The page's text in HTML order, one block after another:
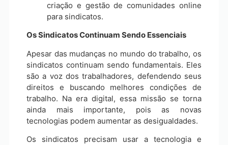
criação e gestão de comunidades online
para sindicatos.
Os Sindicatos Continuam Sendo Essenciais
Apesar das mudanças no mundo do trabalho, os
sindicatos continuam sendo fundamentais. Eles
são a voz dos trabalhadores, defendendo seus
direitos e buscando melhores condições de
trabalho. Na era digital, essa missão se torna
ainda mais importante, pois as novas
tecnologias podem aumentar as desigualdades.
Os sindicatos precisam usar a tecnologia e